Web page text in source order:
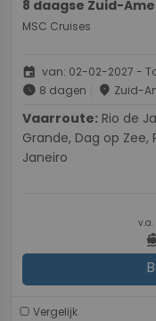
8 daagse Zuid-
MSC Cruises
event van: 02-02-2027 -
schedule 8 dagen place Zuid-
Vaarroute:
Grande, Dag op Zee,
Janeiro
v.a.
Vergelijk